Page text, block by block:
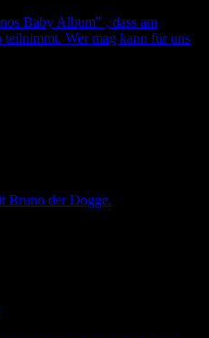
Baby Album" , dass am
Wer mag kann für uns
Bruno der Dogge.